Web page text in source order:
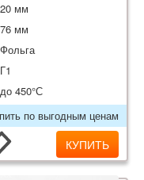
20 мм
76 мм
Фольга
Г1
до 450°С
по выгодным ценам
КУПИТЬ